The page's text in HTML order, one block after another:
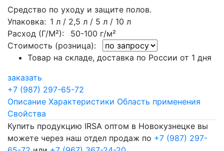
Средство по уходу и защите полов.
Упаковка: 1 л / 2,5 л / 5 л / 10 л
Расход (Г/М²): 50-100 г/м²
Стоимость (розница):
Товар на складе, доставка по России от 1 дня
заказать
+7 (987) 297-65-72
Описание Характеристики Область применения
Свойства
Купить продукцию IRSA оптом в Новокузнецке вы
можете через наш отдел продаж по +7 (987) 297-